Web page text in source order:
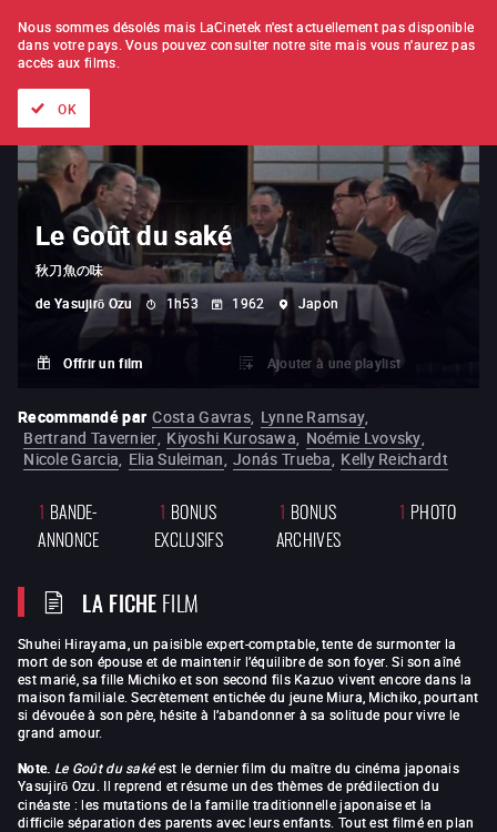
À L'UNITÉ ABONNEMENT
Le Goût du saké
秋刀魚の味
de Yasujirō Ozu 1h53 1962 Japon
Offrir un film Ajouter à une playlist
Recommandé par Costa Gavras, Lynne Ramsay,
Bertrand Tavernier, Kiyoshi Kurosawa, Noémie Lvovsky,
Nicole Garcia, Elia Suleiman, Jonás Trueba, Kelly Reichardt
1 BANDE-
ANNONCE
1 BONUS
EXCLUSIFS
1 BONUS
ARCHIVES
1 PHOTO
LA FICHEFILM
Shuhei Hirayama, un paisible expert-comptable, tente de surmonter la
mort de son épouse et de maintenir l’équilibre de son foyer. Si son aîné
est marié, sa fille Michiko et son second fils Kazuo vivent encore dans la
maison familiale. Secrètement entichée du jeune Miura, Michiko, pourtant
si dévouée à son père, hésite à l’abandonner à sa solitude pour vivre le
grand amour.
Note. Le Goût du sakéest le dernier film du maître du cinéma japonais
Yasujirō Ozu. Il reprend et résume un des thèmes de prédilection du
cinéaste : les mutations de la famille traditionnelle japonaise et la
difficile séparation des parents avec leurs enfants. Tout est filmé en plan
Nous sommes désolés mais LaCinetek n'est actuellement pas disponible
dans votre pays. Vous pouvez consulter notre site mais vous n'aurez pas
accès aux films.
OK